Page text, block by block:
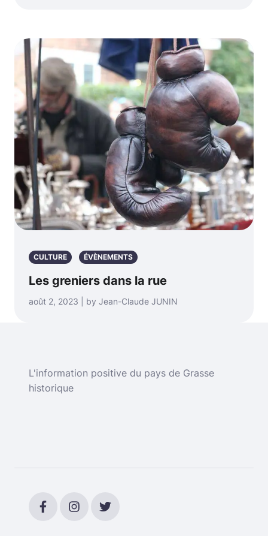
CULTURE ÉVÈNEMENTS
Les greniers dans la rue
août 2, 2023 | by Jean-Claude JUNIN
L'information positive du pays de Grasse
historique